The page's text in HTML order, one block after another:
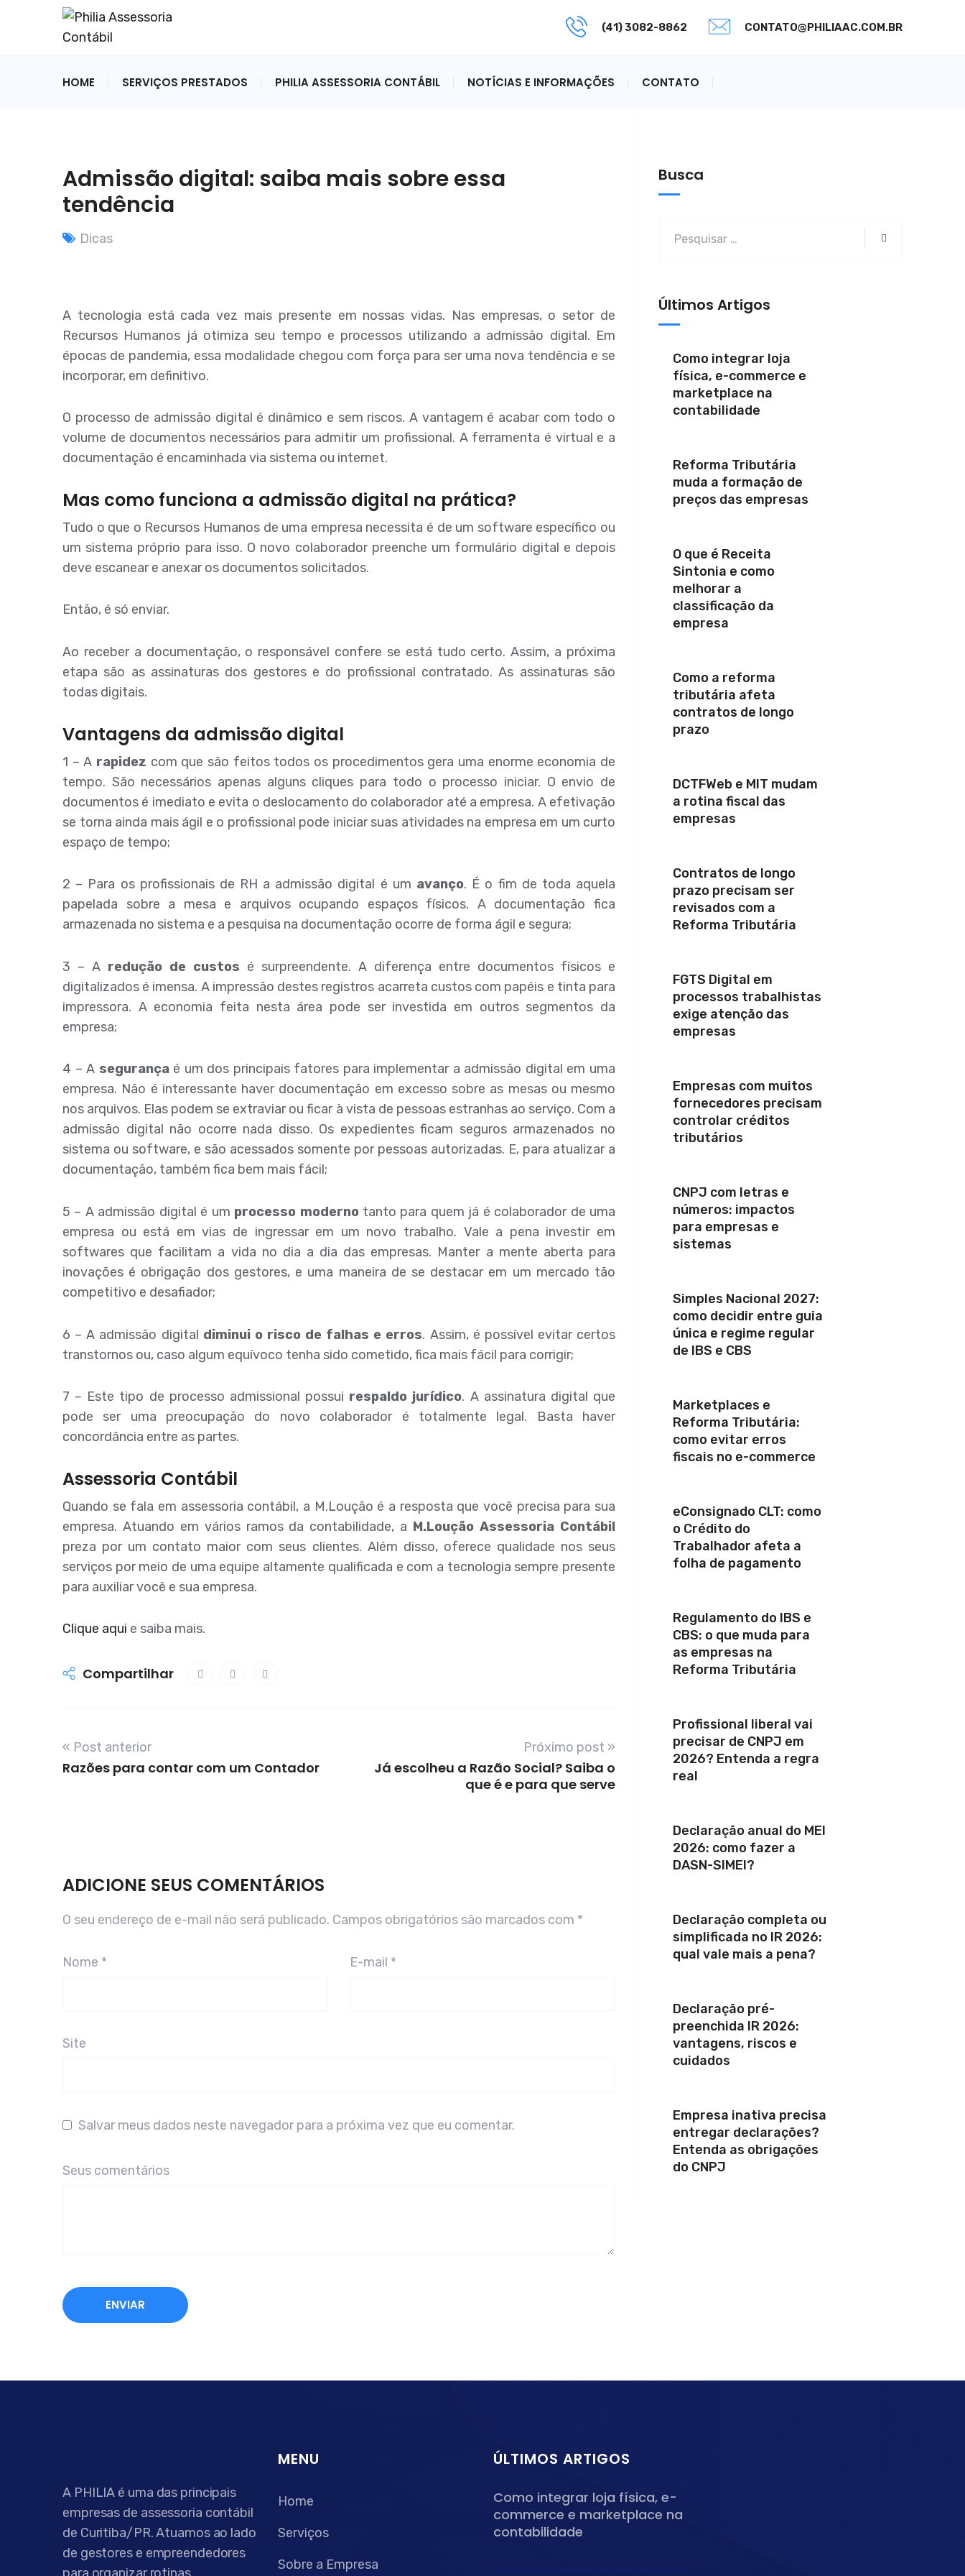
(41) 3082-8862 CONTATO@PHILIAAC.COM.BR
HOME SERVIÇOS PRESTADOS PHILIA ASSESSORIA CONTÁBIL NOTÍCIAS E INFORMAÇÕES CONTATO
Admissão digital: saiba mais sobre essa
tendência
Dicas
A tecnologia está cada vez mais presente em nossas vidas. Nas empresas, o setor de
Recursos Humanos já otimiza seu tempo e processos utilizando a admissão digital. Em
épocas de pandemia, essa modalidade chegou com força para ser uma nova tendência e se
incorporar, em definitivo.
O processo de admissão digital é dinâmico e sem riscos. A vantagem é acabar com todo o
volume de documentos necessários para admitir um profissional. A ferramenta é virtual e a
documentação é encaminhada via sistema ou internet.
Mas como funciona a admissão digital na prática?
Tudo o que o Recursos Humanos de uma empresa necessita é de um software específico ou
um sistema próprio para isso. O novo colaborador preenche um formulário digital e depois
deve escanear e anexar os documentos solicitados.
Então, é só enviar.
Ao receber a documentação, o responsável confere se está tudo certo. Assim, a próxima
etapa são as assinaturas dos gestores e do profissional contratado. As assinaturas são
todas digitais.
Vantagens da admissão digital
1 – A rapidez com que são feitos todos os procedimentos gera uma enorme economia de
tempo. São necessários apenas alguns cliques para todo o processo iniciar. O envio de
documentos é imediato e evita o deslocamento do colaborador até a empresa. A efetivação
se torna ainda mais ágil e o profissional pode iniciar suas atividades na empresa em um curto
espaço de tempo;
2 – Para os profissionais de RH a admissão digital é um avanço. É o fim de toda aquela
papelada sobre a mesa e arquivos ocupando espaços físicos. A documentação fica
armazenada no sistema e a pesquisa na documentação ocorre de forma ágil e segura;
3 – A redução de custos é surpreendente. A diferença entre documentos físicos e
digitalizados é imensa. A impressão destes registros acarreta custos com papéis e tinta para
impressora. A economia feita nesta área pode ser investida em outros segmentos da
empresa;
4 – A segurançaé um dos principais fatores para implementar a admissão digital em uma
empresa. Não é interessante haver documentação em excesso sobre as mesas ou mesmo
nos arquivos. Elas podem se extraviar ou ficar à vista de pessoas estranhas ao serviço. Com a
admissão digital não ocorre nada disso. Os expedientes ficam seguros armazenados no
sistema ou software, e são acessados somente por pessoas autorizadas. E, para atualizar a
documentação, também fica bem mais fácil;
5 – A admissão digital é um processo modernotanto para quem já é colaborador de uma
empresa ou está em vias de ingressar em um novo trabalho. Vale a pena investir em
softwares que facilitam a vida no dia a dia das empresas. Manter a mente aberta para
inovações é obrigação dos gestores, e uma maneira de se destacar em um mercado tão
competitivo e desafiador;
6 – A admissão digital diminui o risco de falhas e erros. Assim, é possível evitar certos
transtornos ou, caso algum equívoco tenha sido cometido, fica mais fácil para corrigir;
7 – Este tipo de processo admissional possui respaldo jurídico. A assinatura digital que
pode ser uma preocupação do novo colaborador é totalmente legal. Basta haver
concordância entre as partes.
Assessoria Contábil
Quando se fala em assessoria contábil, a M.Loução é a resposta que você precisa para sua
empresa. Atuando em vários ramos da contabilidade, a M.Loução Assessoria Contábil
preza por um contato maior com seus clientes. Além disso, oferece qualidade nos seus
serviços por meio de uma equipe altamente qualificada e com a tecnologia sempre presente
para auxiliar você e sua empresa.
Clique aqui e saiba mais.
Compartilhar
« Post anterior
Razões para contar com um Contador
Próximo post »
Já escolheu a Razão Social? Saiba o
que é e para que serve
ADICIONE SEUS COMENTÁRIOS
O seu endereço de e-mail não será publicado. Campos obrigatórios são marcados com *
Nome * E-mail *
Site
Salvar meus dados neste navegador para a próxima vez que eu comentar.
Seus comentários
Busca
Últimos Artigos
Como integrar loja
física, e-commerce e
marketplace na
contabilidade
Reforma Tributária
muda a formação de
preços das empresas
O que é Receita
Sintonia e como
melhorar a
classificação da
empresa
Como a reforma
tributária afeta
contratos de longo
prazo
DCTFWeb e MIT mudam
a rotina fiscal das
empresas
Contratos de longo
prazo precisam ser
revisados com a
Reforma Tributária
FGTS Digital em
processos trabalhistas
exige atenção das
empresas
Empresas com muitos
fornecedores precisam
controlar créditos
tributários
CNPJ com letras e
números: impactos
para empresas e
sistemas
Simples Nacional 2027:
como decidir entre guia
única e regime regular
de IBS e CBS
Marketplaces e
Reforma Tributária:
como evitar erros
fiscais no e-commerce
eConsignado CLT: como
o Crédito do
Trabalhador afeta a
folha de pagamento
Regulamento do IBS e
CBS: o que muda para
as empresas na
Reforma Tributária
Profissional liberal vai
precisar de CNPJ em
2026? Entenda a regra
real
Declaração anual do MEI
2026: como fazer a
DASN-SIMEI?
Declaração completa ou
simplificada no IR 2026:
qual vale mais a pena?
Declaração pré-
preenchida IR 2026:
vantagens, riscos e
cuidados
Empresa inativa precisa
entregar declarações?
Entenda as obrigações
do CNPJ
A PHILIA é uma das principais
empresas de assessoria contábil
de Curitiba/PR. Atuamos ao lado
de gestores e empreendedores
MENU
Home
Serviços
Sobre a Empresa
ÚLTIMOS ARTIGOS
Como integrar loja física, e-
commerce e marketplace na
contabilidade